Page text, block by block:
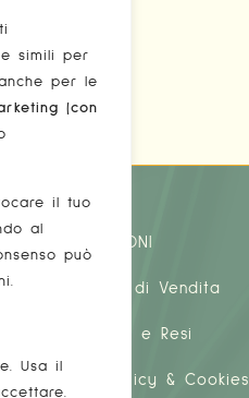
simili per
per le
(con
il tuo
al
può
Usa il
INFORMAZIONI
Condizioni di Vendita
Spedizione e Resi
Privacy Policy & Cookies